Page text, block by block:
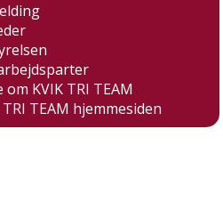
om KVIK TRI TEAM
TRI TEAM hjemmesiden